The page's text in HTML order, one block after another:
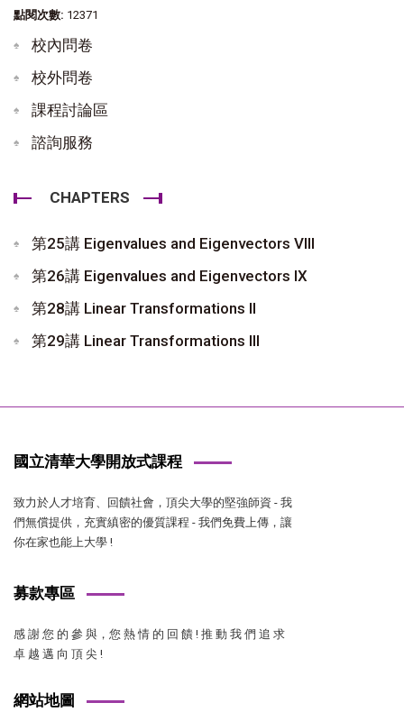
點閱次數: 12371
校內問卷
校外問卷
課程討論區
諮詢服務
CHAPTERS
第25講 Eigenvalues and Eigenvectors VIII
第26講 Eigenvalues and Eigenvectors IX
第28講 Linear Transformations II
第29講 Linear Transformations III
國立清華大學開放式課程
致力於人才培育、回饋社會，頂尖大學的堅強師資 - 我
們無償提供，充實縝密的優質課程 - 我們免費上傳，讓
你在家也能上大學 !
募款專區
感 謝 您 的 參 與，您 熱 情 的 回 饋 ! 推 動 我 們 追 求
卓 越 邁 向 頂 尖 !
網站地圖